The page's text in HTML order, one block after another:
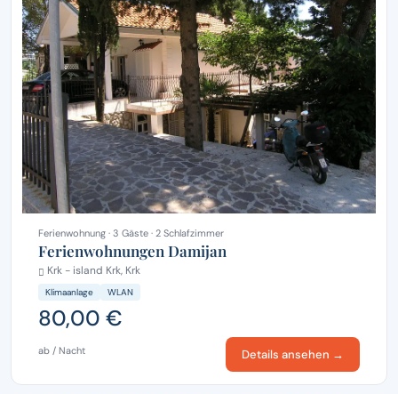
Ferienwohnung · 3 Gäste · 2 Schlafzimmer
Ferienwohnungen Damijan
Krk - island Krk, Krk
Klimaanlage WLAN
80,00 €
ab / Nacht Details ansehen →